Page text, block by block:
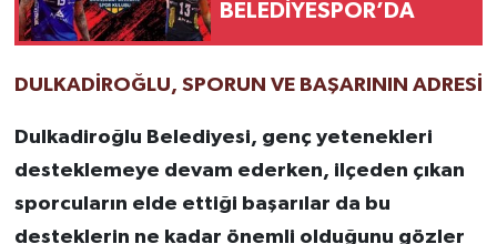
BELEDİYESPOR’DA
DULKADİROĞLU, SPORUN VE BAŞARININ ADRESİ
Dulkadiroğlu Belediyesi, genç yetenekleri
desteklemeye devam ederken, ilçeden çıkan
sporcuların elde ettiği başarılar da bu
desteklerin ne kadar önemli olduğunu gözler